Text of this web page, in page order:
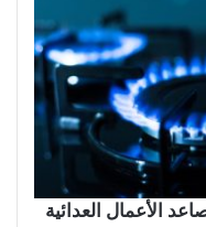
الأعمال العدائية